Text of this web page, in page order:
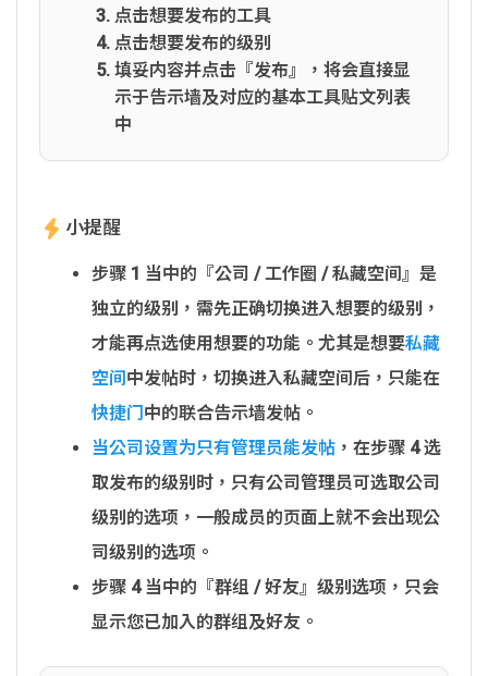
点击想要发布的工具
点击想要发布的级别
填妥内容并点击『发布』，将会直接显
示于告示墙及对应的基本工具贴文列表
中
小提醒
步骤 1 当中的『公司 / 工作圈 / 私藏空间』是
独立的级别，需先正确切换进入想要的级别，
才能再点选使用想要的功能。尤其是想要私藏
空间中发帖时，切换进入私藏空间后，只能在
快捷门 中的联合告示墙发帖。
当公司设置为只有管理员能发帖 ，在步骤 4 选
取发布的级别时，只有公司管理员可选取公司
级别的选项，一般成员的页面上就不会出现公
司级别的选项。
步骤 4 当中的『群组 / 好友』级别选项，只会
显示您已加入的群组及好友。